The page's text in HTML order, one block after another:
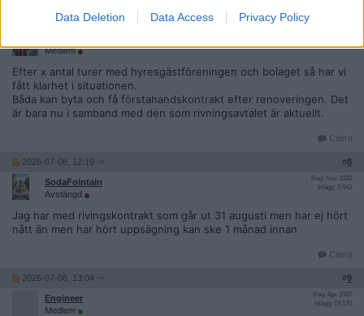
Data Deletion Data Access Privacy Policy
2015-08-19, 15:19
Medlem
Efter x antal turer med hyresgästföreningen och bolaget så har vi
fått klarhet i situationen.
Båda kan byta och få förstahandskontrakt efter renoveringen. Det
är bara nu i samband med den som rivningsavtalet är aktuellt.
Citera
2026-07-08, 12:19 #8
SodaFointain
Avstängd
Reg: Nov 2020
Inlägg: 3 643
Jag har med rivingskontrakt som går ut 31 augusti men har ej hört
nått än men har hört uppsägning kan ske 1 månad innan
Citera
2026-07-08, 13:04 #9
Engineer
Medlem
Reg: Apr 2007
Inlägg: 19 176